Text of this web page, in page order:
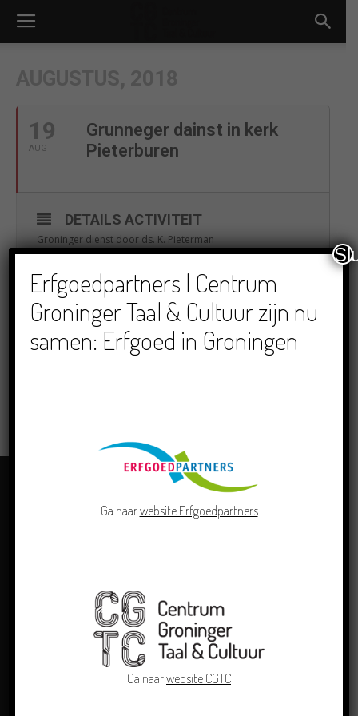
19
AUG
Grunneger dainst in kerk
Pieterburen
DETAILS ACTIVITEIT
Groninger dienst door ds. K. Pieterman
TIJD
(Zondag) 15:00
OVER ONS
Erfgoedpartners | Centrum
Groninger Taal & Cultuur zijn nu
samen: Erfgoed in Groningen
Ga naarwebsite Erfgoedpartners
Ga naarwebsite CGTC